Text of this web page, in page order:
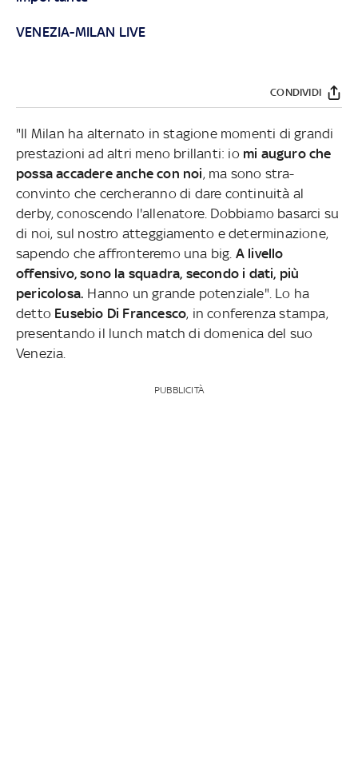
VENEZIA-MILAN LIVE
CONDIVIDI
"Il Milan ha alternato in stagione momenti di grandi
prestazioni ad altri meno brillanti: io mi auguro che
possa accadere anche con noi, ma sono stra-
convinto che cercheranno di dare continuità al
derby, conoscendo l'allenatore. Dobbiamo basarci su
di noi, sul nostro atteggiamento e determinazione,
sapendo che affronteremo una big. A livello
offensivo, sono la squadra, secondo i dati, più
pericolosa. Hanno un grande potenziale". Lo ha
detto Eusebio Di Francesco, in conferenza stampa,
presentando il lunch match di domenica del suo
Venezia.
PUBBLICITÀ